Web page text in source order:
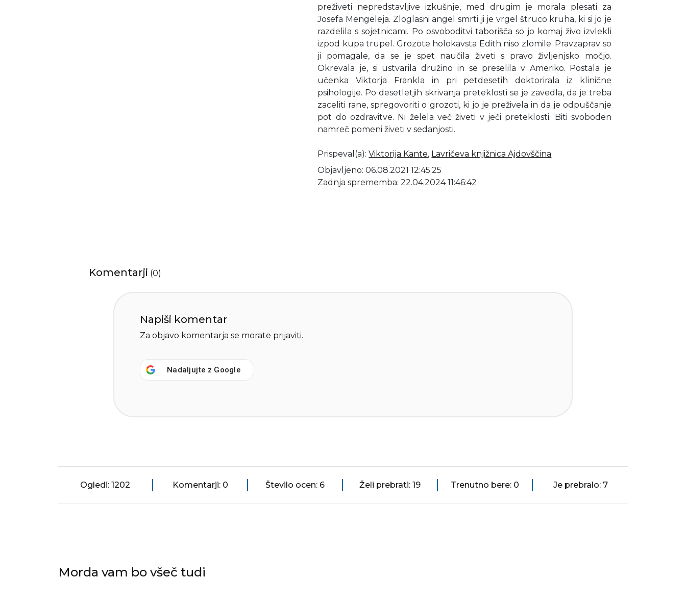
preživeti nepredstavljive izkušnje, med drugim je morala plesati za
Josefa Mengeleja. Zloglasni angel smrti ji je vrgel štruco kruha, ki si jo je
razdelila s sojetnicami. Po osvoboditvi taborišča so jo komaj živo izvlekli
izpod kupa trupel. Grozote holokavsta Edith niso zlomile. Pravzaprav so
ji pomagale, da se je spet naučila živeti s pravo življenjsko močjo.
Okrevala je, si ustvarila družino in se preselila v Ameriko. Postala je
učenka Viktorja Frankla in pri petdesetih doktorirala iz klinične
psihologije. Po desetletjih skrivanja preteklosti se je zavedla, da je treba
zaceliti rane, spregovoriti o grozoti, ki jo je preživela in da je odpuščanje
pot do ozdravitve. Ni želela več živeti v ječi preteklosti. Biti svoboden
namreč pomeni živeti v sedanjosti.
Prispeval(a):Viktorija Kante, Lavričeva knjižnica Ajdovščina
Objavljeno: 06.08.2021 12:45:25
Zadnja sprememba: 22.04.2024 11:46:42
Komentarji (0)
Napiši komentar
Za objavo komentarja se morate prijaviti.
Nadaljujte z Google
Ogledi: 1202 Komentarji: 0 Število ocen: 6 Želi prebrati: 19 Trenutno bere: 0 Je prebralo: 7
Morda vam bo všeč tudi